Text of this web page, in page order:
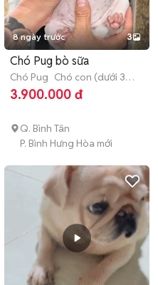
8 ngày trước 3
Chó Pug bò sữa
Chó Pug Chó con (dưới 3
tháng tuổi)
3.900.000 đ
Q. Bình Tân
P. Bình Hưng Hòa mới